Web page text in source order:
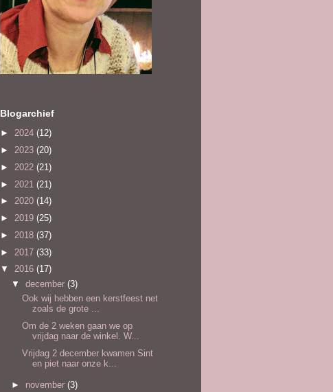
Blogarchief
► 2024 (12)
► 2023 (20)
► 2022 (21)
► 2021 (21)
► 2020 (14)
► 2019 (25)
► 2018 (37)
► 2017 (33)
▼ 2016 (17)
▼ december (3)
Ook wij hebben een kerstfeest net
zoals de grote ...
Om de 2 weken gaan we op
vrijdag naar de winkel. W...
Vrijdag 2 december kwamen Sint
en piet naar onze k...
► november (3)